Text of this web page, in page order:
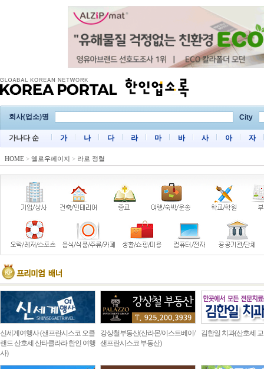
회사(업소)명 City
가나다 순 가 나 다 라 마 바 사 아 자
HOME > 옐로우페이지 > 라로 정렬
신세계여행사 (샌프란시스코 오클
랜드 산호세 산타클라라 한인 여행
사)
강상철부동산(산라몬/이스트베이/
샌프란시스코 부동산)
김한일 치과(산호세